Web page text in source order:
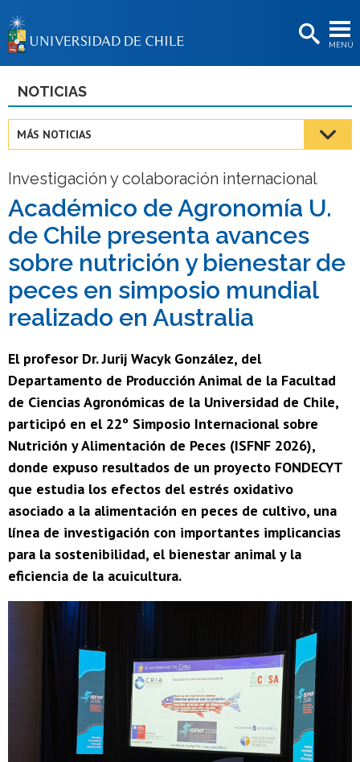
MENÚ
BIBLIOTECAS
Estudiantes
Académicas/os
Funcionarias/os
Egresadas/os
NOTICIAS
MÁS NOTICIAS
Investigación y colaboración internacional
Académico de Agronomía U.
de Chile presenta avances
sobre nutrición y bienestar de
peces en simposio mundial
realizado en Australia
El profesor Dr. Jurij Wacyk González, del
Departamento de Producción Animal de la Facultad
de Ciencias Agronómicas de la Universidad de Chile,
participó en el 22º Simposio Internacional sobre
Nutrición y Alimentación de Peces (ISFNF 2026),
donde expuso resultados de un proyecto FONDECYT
que estudia los efectos del estrés oxidativo
asociado a la alimentación en peces de cultivo, una
línea de investigación con importantes implicancias
para la sostenibilidad, el bienestar animal y la
eficiencia de la acuicultura.